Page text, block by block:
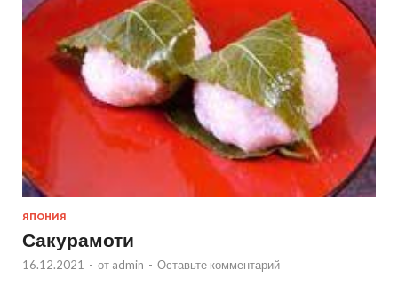
ЯПОНИЯ
Сакурамоти
16.12.2021 - от admin - Оставьте комментарий